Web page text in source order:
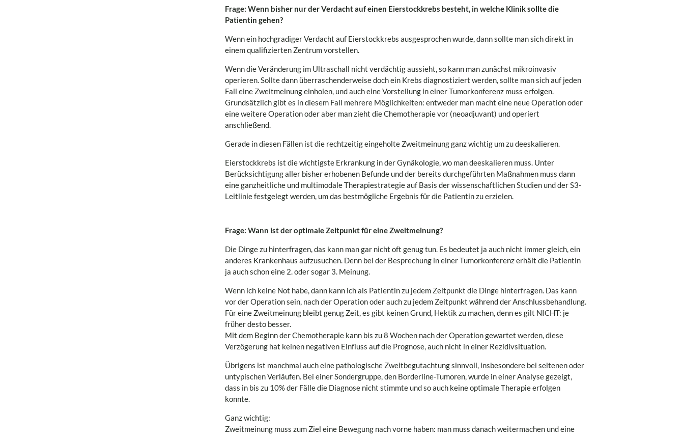
Frage: Wenn bisher nur der Verdacht auf einen Eierstockkrebs besteht, in welche Klinik sollte die
Patientin gehen?
Wenn ein hochgradiger Verdacht auf Eierstockkrebs ausgesprochen wurde, dann sollte man sich direkt in
einem qualifizierten Zentrum vorstellen.
Wenn die Veränderung im Ultraschall nicht verdächtig aussieht, so kann man zunächst mikroinvasiv
operieren. Sollte dann überraschenderweise doch ein Krebs diagnostiziert werden, sollte man sich auf jeden
Fall eine Zweitmeinung einholen, und auch eine Vorstellung in einer Tumorkonferenz muss erfolgen.
Grundsätzlich gibt es in diesem Fall mehrere Möglichkeiten: entweder man macht eine neue Operation oder
eine weitere Operation oder aber man zieht die Chemotherapie vor (neoadjuvant) und operiert
anschließend.
Gerade in diesen Fällen ist die rechtzeitig eingeholte Zweitmeinung ganz wichtig um zu deeskalieren.
Eierstockkrebs ist die wichtigste Erkrankung in der Gynäkologie, wo man deeskalieren muss. Unter
Berücksichtigung aller bisher erhobenen Befunde und der bereits durchgeführten Maßnahmen muss dann
eine ganzheitliche und multimodale Therapiestrategie auf Basis der wissenschaftlichen Studien und der S3-
Leitlinie festgelegt werden, um das bestmögliche Ergebnis für die Patientin zu erzielen.
Frage: Wann ist der optimale Zeitpunkt für eine Zweitmeinung?
Die Dinge zu hinterfragen, das kann man gar nicht oft genug tun. Es bedeutet ja auch nicht immer gleich, ein
anderes Krankenhaus aufzusuchen. Denn bei der Besprechung in einer Tumorkonferenz erhält die Patientin
ja auch schon eine 2. oder sogar 3. Meinung.
Wenn ich keine Not habe, dann kann ich als Patientin zu jedem Zeitpunkt die Dinge hinterfragen. Das kann
vor der Operation sein, nach der Operation oder auch zu jedem Zeitpunkt während der Anschlussbehandlung.
Für eine Zweitmeinung bleibt genug Zeit, es gibt keinen Grund, Hektik zu machen, denn es gilt NICHT: je
früher desto besser.
Mit dem Beginn der Chemotherapie kann bis zu 8 Wochen nach der Operation gewartet werden, diese
Verzögerung hat keinen negativen Einfluss auf die Prognose, auch nicht in einer Rezidivsituation.
Übrigens ist manchmal auch eine pathologische Zweitbegutachtung sinnvoll, insbesondere bei seltenen oder
untypischen Verläufen. Bei einer Sondergruppe, den Borderline-Tumoren, wurde in einer Analyse gezeigt,
dass in bis zu 10% der Fälle die Diagnose nicht stimmte und so auch keine optimale Therapie erfolgen
konnte.
Ganz wichtig:
Zweitmeinung muss zum Ziel eine Bewegung nach vorne haben: man muss danach weitermachen und eine